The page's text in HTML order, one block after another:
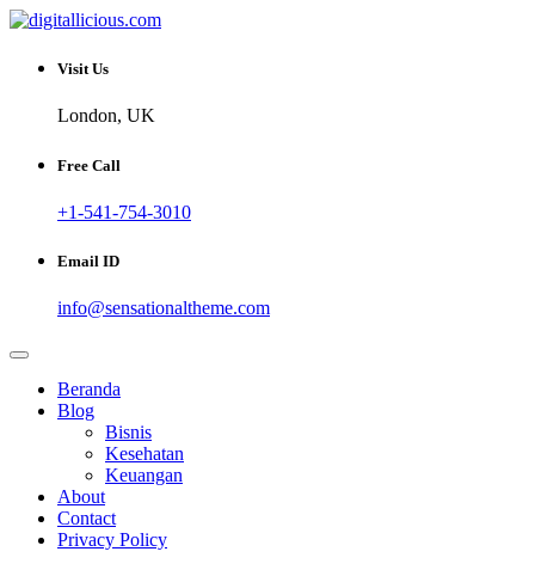
Skip
content
digitallicious.com
Sharing Digital Information
Visit Us
London, UK
Free Call
+1-541-754-3010
Email ID
info@sensationaltheme.com
Beranda
Blog
Bisnis
Kesehatan
Keuangan
About
Contact
Privacy Policy